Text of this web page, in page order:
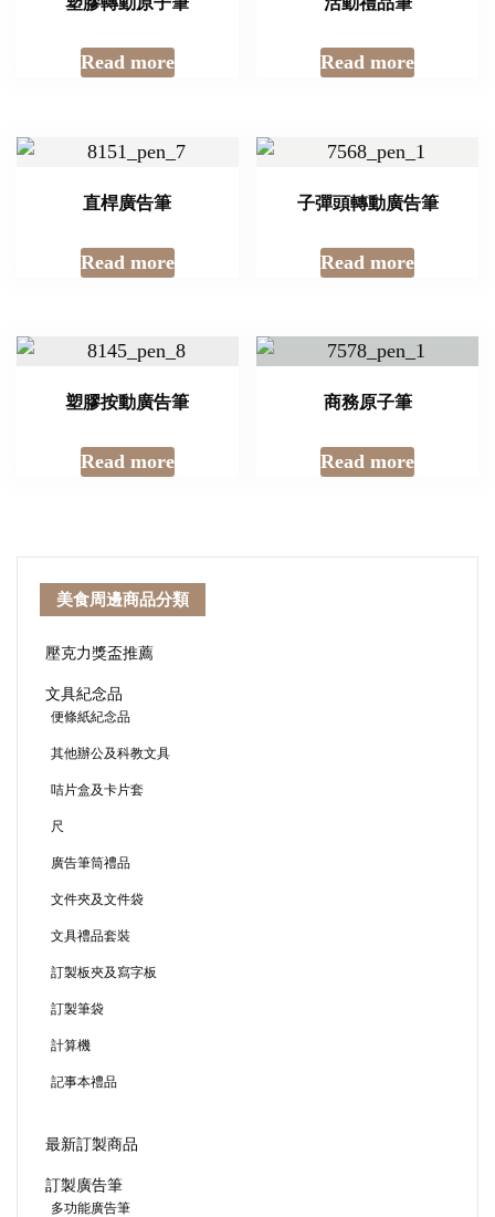
Read more Read more
直桿廣告筆
Read more
子彈頭轉動廣告筆
Read more
塑膠按動廣告筆
Read more
商務原子筆
Read more
美食周邊商品分類
壓克力獎盃推薦
文具紀念品
便條紙紀念品
其他辦公及科教文具
咭片盒及卡片套
尺
廣告筆筒禮品
文件夾及文件袋
文具禮品套裝
訂製板夾及寫字板
訂製筆袋
計算機
記事本禮品
最新訂製商品
訂製廣告筆
多功能廣告筆